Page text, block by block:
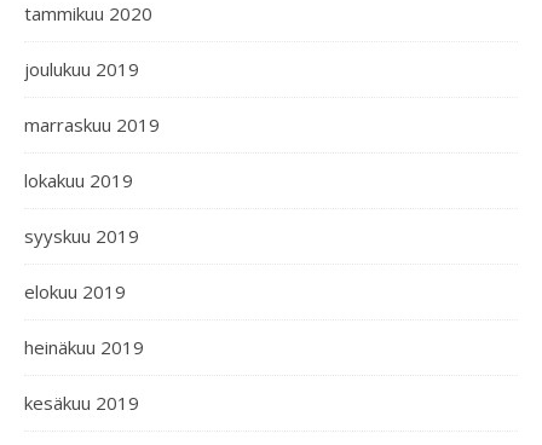
tammikuu 2020
joulukuu 2019
marraskuu 2019
lokakuu 2019
syyskuu 2019
elokuu 2019
heinäkuu 2019
kesäkuu 2019